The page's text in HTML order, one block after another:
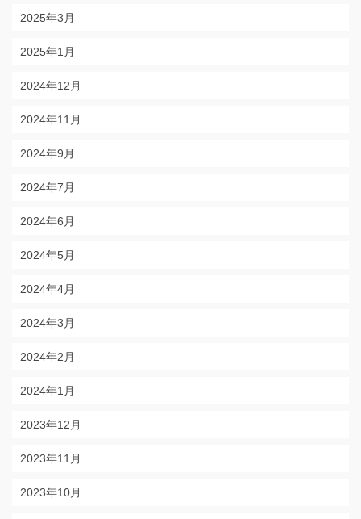
2025年3月
2025年1月
2024年12月
2024年11月
2024年9月
2024年7月
2024年6月
2024年5月
2024年4月
2024年3月
2024年2月
2024年1月
2023年12月
2023年11月
2023年10月